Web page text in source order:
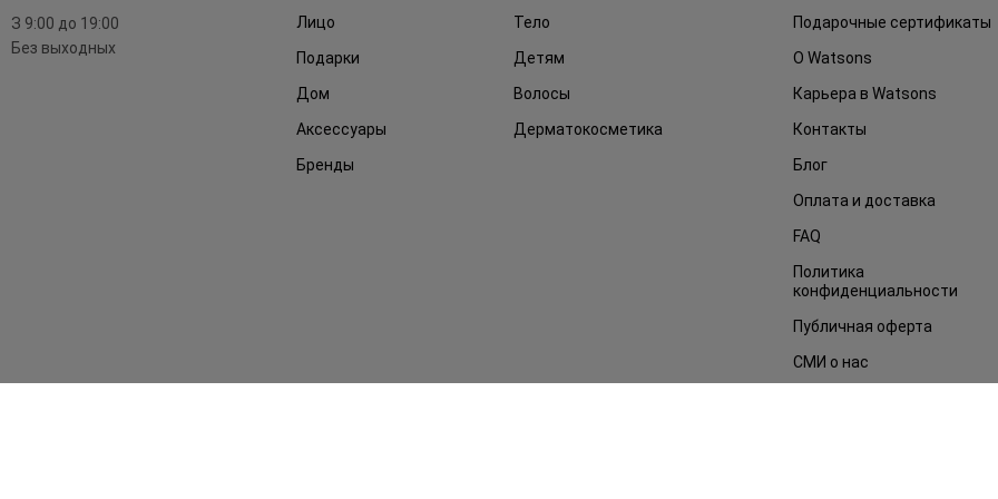
З 9:00 до 19:00
Без выходных
Лицо
Тело
Подарки
Детям
Дом
Волосы
Аксессуары
Дерматокосметика
Бренды
Подарочные сертификаты
О Watsons
Карьера в Watsons
Контакты
Блог
Оплата и доставка
FAQ
Политика
конфиденциальности
Публичная оферта
СМИ о нас